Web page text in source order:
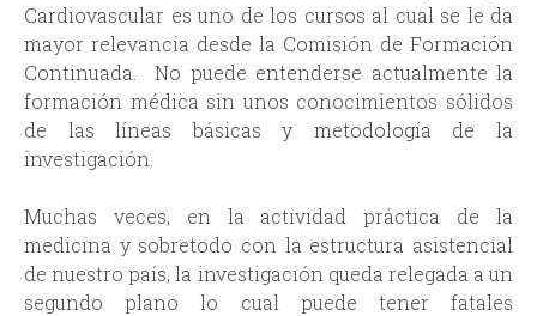
Cardiovascular es uno de los cursos al cual se le da
mayor relevancia desde la Comisión de Formación
Continuada. No puede entenderse actualmente la
formación médica sin unos conocimientos sólidos
de las líneas básicas y metodología de la
investigación.
Muchas veces, en la actividad práctica de la
medicina y sobretodo con la estructura asistencial
de nuestro país, la investigación queda relegada a un
segundo plano lo cual puede tener fatales